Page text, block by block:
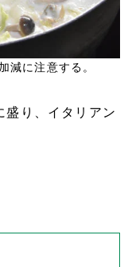
減に注意する。
盛り、イタリアン